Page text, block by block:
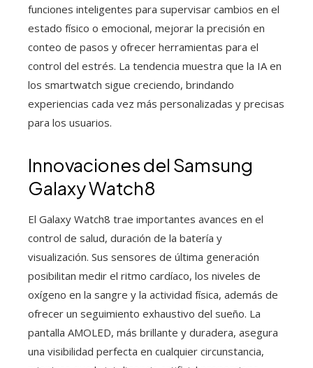
funciones inteligentes para supervisar cambios en el
estado físico o emocional, mejorar la precisión en
conteo de pasos y ofrecer herramientas para el
control del estrés. La tendencia muestra que la IA en
los smartwatch sigue creciendo, brindando
experiencias cada vez más personalizadas y precisas
para los usuarios.
Innovaciones del Samsung
Galaxy Watch8
El Galaxy Watch8 trae importantes avances en el
control de salud, duración de la batería y
visualización. Sus sensores de última generación
posibilitan medir el ritmo cardíaco, los niveles de
oxígeno en la sangre y la actividad física, además de
ofrecer un seguimiento exhaustivo del sueño. La
pantalla AMOLED, más brillante y duradera, asegura
una visibilidad perfecta en cualquier circunstancia,